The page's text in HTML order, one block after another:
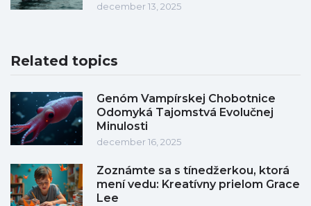
december 13, 2025
Related topics
Genóm Vampírskej Chobotnice
Odomyká Tajomstvá Evolučnej
Minulosti
december 16, 2025
Zoznámte sa s tínedžerkou, ktorá
mení vedu: Kreatívny prielom Grace
Lee